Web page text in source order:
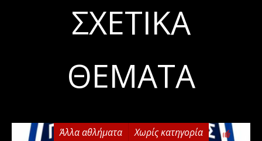
ΣΧΕΤΙΚΆ
ΘΈΜΑΤΑ
Άλλα αθλήματα Χωρίς κατηγορία 0